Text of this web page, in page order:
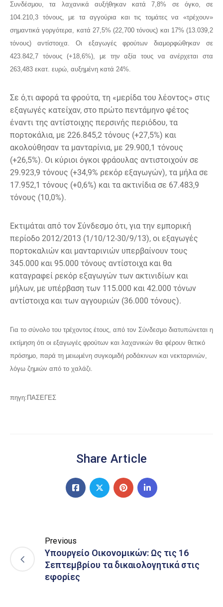
Συνδέσμου, τα λαχανικά αυξήθηκαν κατά 7,8% σε όγκο, σε
104.210,3 τόνους, με τα αγγούρια και τις τομάτες να «τρέχουν»
σημαντικά γοργότερα, κατά 27,5% (22,700 τόνους) και 17% (13.039,2
τόνους) αντίστοιχα. Οι εξαγωγές φρούτων διαμορφώθηκαν σε
423.842,7 τόνους (+18,6%), με την αξία τους να ανέρχεται στα
263,483 εκατ. ευρώ, αυξημένη κατά 24%.
Σε ό,τι αφορά τα φρούτα, τη «μερίδα του λέοντος» στις
εξαγωγές κατείχαν, στο πρώτο πεντάμηνο φέτος
έναντι της αντίστοιχης περσινής περιόδου, τα
πορτοκάλια, με 226.845,2 τόνους (+27,5%) και
ακολούθησαν τα μανταρίνια, με 29.900,1 τόνους
(+26,5%). Οι κύριοι όγκοι φράουλας αντιστοιχούν σε
29.923,9 τόνους (+34,9% ρεκόρ εξαγωγών), τα μήλα σε
17.952,1 τόνους (+0,6%) και τα ακτινίδια σε 67.483,9
τόνους (10,0%).
Εκτιμάται από τον Σύνδεσμο ότι, για την εμπορική
περίοδο 2012/2013 (1/10/12-30/9/13), οι εξαγωγές
πορτοκαλιών και μανταρινιών υπερβαίνουν τους
345.000 και 95.000 τόνους αντίστοιχα και θα
καταγραφεί ρεκόρ εξαγωγών των ακτινιδίων και
μήλων, με υπέρβαση των 115.000 και 42.000 τόνων
αντίστοιχα και των αγγουριών (36.000 τόνους).
Για το σύνολο του τρέχοντος έτους, από τον Σύνδεσμο διατυπώνεται η
εκτίμηση ότι οι εξαγωγές φρούτων και λαχανικών θα φέρουν θετικό
πρόσημο, παρά τη μειωμένη συγκομιδή ροδάκινων και νεκταρινιών,
λόγω ζημιών από το χαλάζι.
πηγη:ΠΑΣΕΓΕΣ
Share Article
Previous
Υπουργείο Οικονομικών: Ως τις 16
Σεπτεμβρίου τα δικαιολογητικά στις
εφορίες